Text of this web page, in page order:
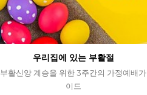
우리집에 있는 부활절
부활신앙 계승을 위한 3주간의 가정예배가
이드